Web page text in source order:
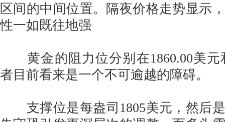
区间的中间位置。隔夜价格走势显示
性一如既往地强
黄金的阻力位分别在1860.00美元
者目前看来是一个不可逾越的障碍。
支撑位是每盎司1805美元，然后是